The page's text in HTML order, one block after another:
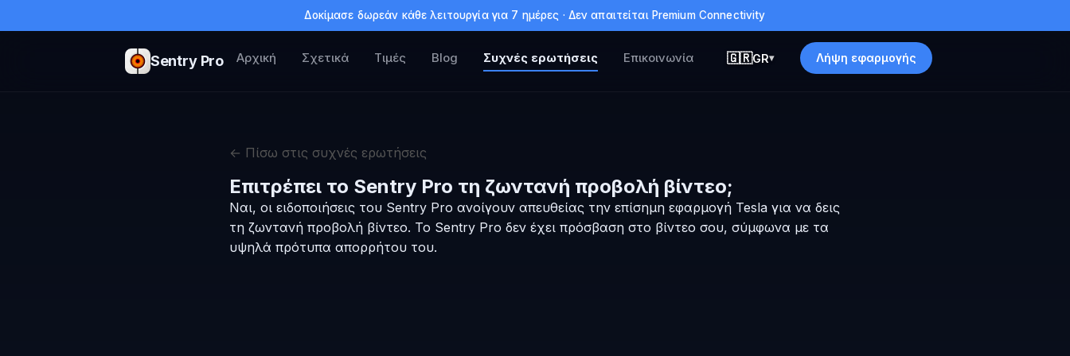
Δοκίμασε δωρεάν κάθε λειτουργία για 7 ημέρες · Δεν απαιτείται Premium Connectivity
Sentry Pro Αρχική Σχετικά Τιμές Blog Συχνές ερωτήσεις Επικοινωνία 🇬🇷GR▾ Λήψη εφαρμογής
← Πίσω στις συχνές ερωτήσεις
Επιτρέπει το Sentry Pro τη ζωντανή προβολή βίντεο;
Ναι, οι ειδοποιήσεις του Sentry Pro ανοίγουν απευθείας την επίσημη εφαρμογή Tesla για να δεις
τη ζωντανή προβολή βίντεο. Το Sentry Pro δεν έχει πρόσβαση στο βίντεο σου, σύμφωνα με τα
υψηλά πρότυπα απορρήτου του.